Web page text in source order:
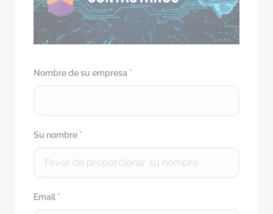
Nombre de su empresa *
Su nombre *
Email *